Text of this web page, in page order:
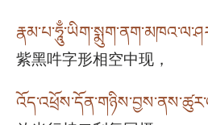
紫黑吽字形相空中现，